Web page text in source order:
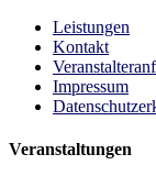
Leistungen
Kontakt
Impressum
Veranstaltungen